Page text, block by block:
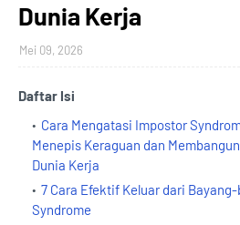
Dunia Kerja
Mei 09, 2026
Daftar Isi
Cara Mengatasi Impostor
Menepis Keraguan dan
Dunia Kerja
7 Cara Efektif Keluar dari
Syndrome